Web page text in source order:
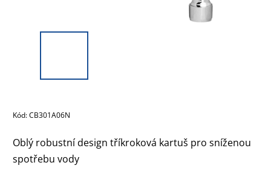
Kód:CB301A06N
Oblý robustní design tříkroková kartuš pro sníženou
spotřebu vody